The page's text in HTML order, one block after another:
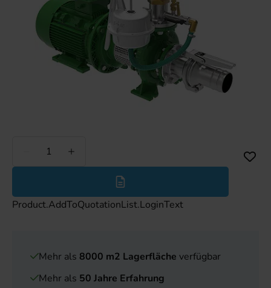
Weniger
Product.AddToQuotationList.LoginText
Mehr als 8000 m2 Lagerfläche verfügbar
Mehr als 50 Jahre Erfahrung